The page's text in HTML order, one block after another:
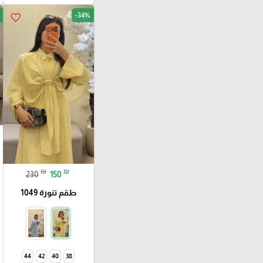
favorite_border -34%
230 ₪ 150 ₪
طقم تنورة 1049
38
40
42
44